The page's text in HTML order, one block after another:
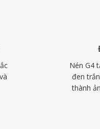
Nén G4
đen
thành